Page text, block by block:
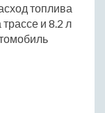
топлива
и 8.2 л